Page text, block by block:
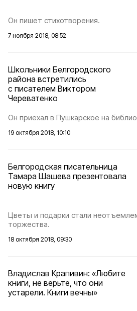
Он пишет стихотворения.
7 ноября 2018, 08:52
Школьники Белгородского
района встретились
с писателем Виктором
Череватенко
Он приехал в Пушкарское на
19 октября 2018, 10:10
Белгородская писательница
Тамара Шашева презентовала
новую книгу
Цветы и подарки стали
торжества.
18 октября 2018, 09:30
Владислав Крапивин: «Любите
книги, не верьте, что они
устарели. Книги вечны»